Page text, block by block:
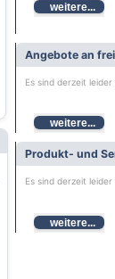
weitere...
Angebote an
Es sind derzeit
weitere...
Produkt- und
Es sind derzeit
weitere...